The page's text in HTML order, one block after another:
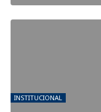
INSTITUCIONAL